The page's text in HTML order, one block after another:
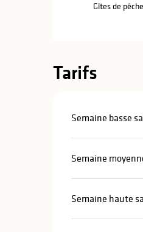
Gîtes de pêche
Tarifs
Semaine basse
Semaine
Semaine haute